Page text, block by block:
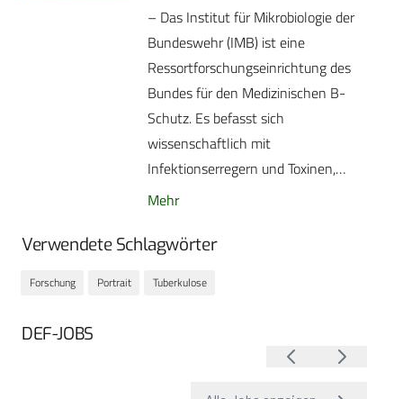
– Das Institut für Mikrobiologie der
Bundeswehr (IMB) ist eine
Ressortforschungseinrichtung des
Bundes für den Medizinischen B-
Schutz. Es befasst sich
wissenschaftlich mit
Infektionserregern und Toxinen,…
Mehr
Verwendete Schlagwörter
Forschung Portrait Tuberkulose
DEF-JOBS